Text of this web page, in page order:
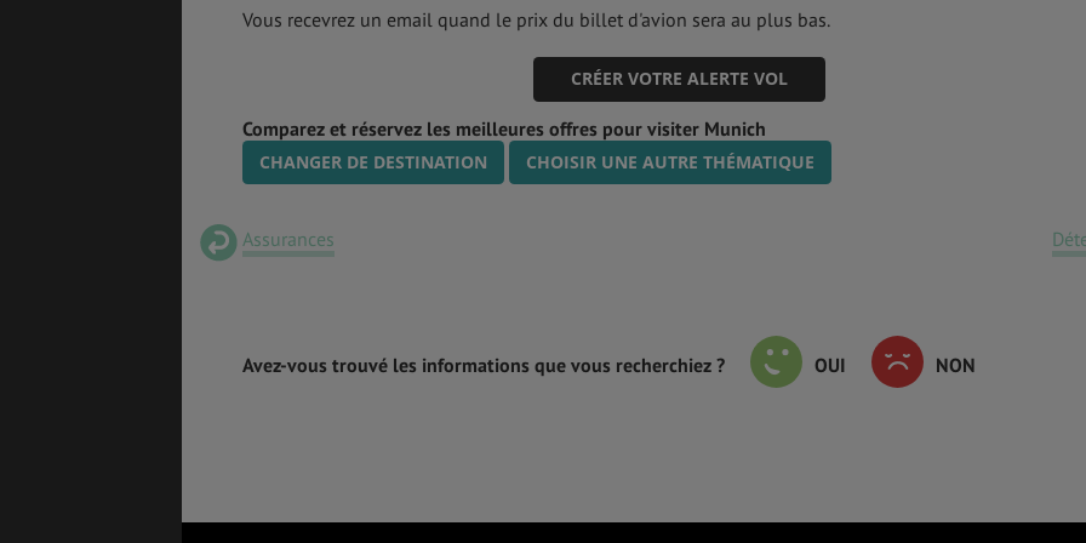
Vous recevrez un email quand le prix du billet d'avion sera au plus bas.
CRÉER VOTRE ALERTE VOL
Comparez et réservez les meilleures offres pour visiter Munich
CHANGER DE DESTINATION CHOISIR UNE AUTRE THÉMATIQUE
Assurances
Avez-vous trouvé les informations que vous recherchiez ? OUI NON